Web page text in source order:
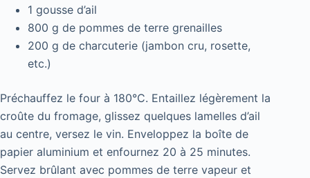
1 gousse d’ail
800 g de pommes de terre grenailles
200 g de charcuterie (jambon cru, rosette,
etc.)
Préchauffez le four à 180°C. Entaillez légèrement la
croûte du fromage, glissez quelques lamelles d’ail
au centre, versez le vin. Enveloppez la boîte de
papier aluminium et enfournez 20 à 25 minutes.
Servez brûlant avec pommes de terre vapeur et